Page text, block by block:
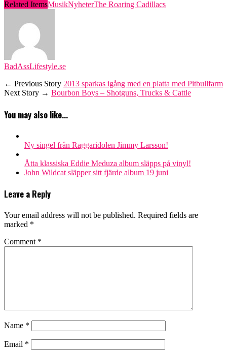
Related ItemsMusikNyheterThe Roaring Cadillacs
BadAssLifestyle.se
← Previous Story 2013 sparkas igång med en platta med Pitbullfarm
Next Story → Bourbon Boys – Shotguns, Trucks & Cattle
You may also like...
Ny singel från Raggaridolen Jimmy Larsson!
Åtta klassiska Eddie Meduza album släpps på vinyl!
John Wildcat släpper sitt fjärde album 19 juni
Leave a Reply
Your email address will not be published. Required fields are
marked *
Comment *
Name *
Email *